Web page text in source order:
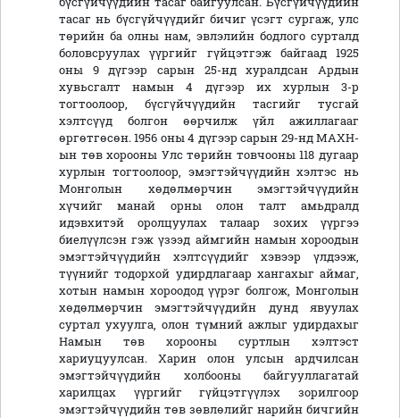
тасаг нь бүсгүйчүүдийг бичиг үсэгт сургаж, улс
төрийн ба олны нам, эвлэлийн бодлого сурталд
боловсруулах үүргийг гүйцэтгэж байгаад 1925
оны 9 дүгээр сарын 25-нд хуралдсан Ардын
хувьсгалт намын 4 дүгээр их хурлын 3-р
тогтоолоор, бүсгүйчүүдийн тасгийг тусгай
хэлтсүүд болгон өөрчилж үйл ажиллагааг
өргөтгөсөн. 1956 оны 4 дүгээр сарын 29-нд МАХН-
ын төв хорооны Улс төрийн товчооны 118 дугаар
хурлын тогтоолоор, эмэгтэйчүүдийн хэлтэс нь
Монголын хөдөлмөрчин эмэгтэйчүүдийн
хүчийг манай орны олон талт амьдралд
идэвхитэй оролцуулах талаар зохих үүргээ
биелүүлсэн гэж үзээд аймгийн намын хороодын
эмэгтэйчүүдийн хэлтсүүдийг хэвээр үлдээж,
түүнийг тодорхой удирдлагаар хангахыг аймаг,
хотын намын хороодод үүрэг болгож, Монголын
хөдөлмөрчин эмэгтэйчүүдийн дунд явуулах
суртал ухуулга, олон түмний ажлыг удирдахыг
Намын төв хорооны суртлын хэлтэст
хариуцуулсан. Харин олон улсын ардчилсан
эмэгтэйчүүдийн холбооны байгууллагатай
харилцах үүргийг гүйцэтгүүлэх зорилгоор
эмэгтэйчүүдийн төв зөвлөлийг нарийн бичгийн